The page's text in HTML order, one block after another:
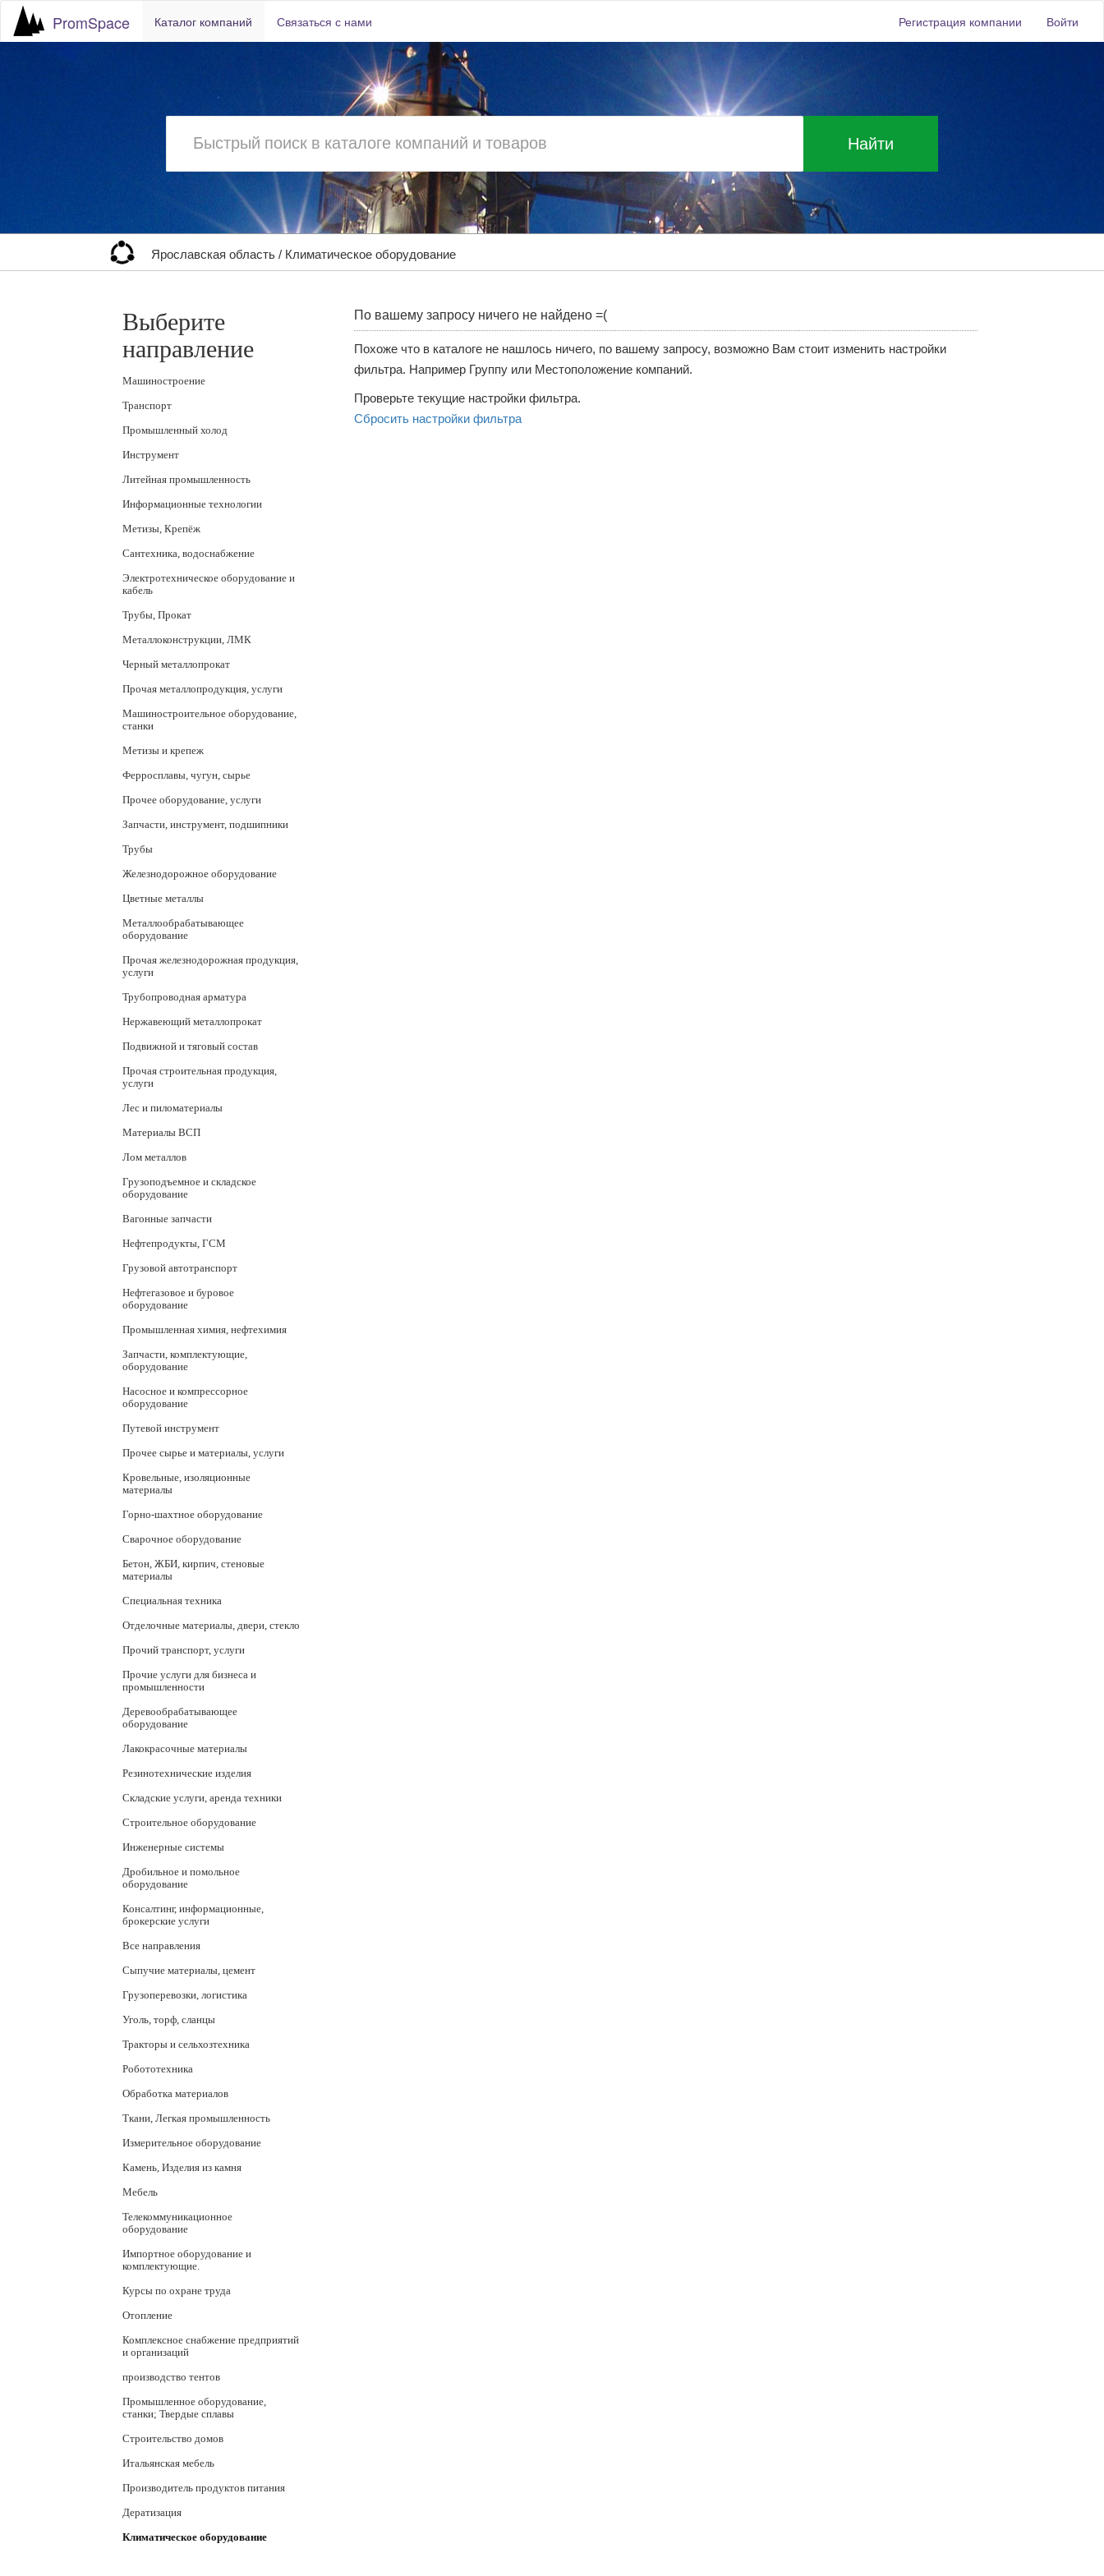
PromSpace Каталог компаний Связаться с нами Регистрация компании Войти
Найти
Ярославская область/ Климатическое оборудование
Выберите
направление
Машиностроение
Транспорт
Промышленный холод
Инструмент
Литейная промышленность
Информационные технологии
Метизы, Крепёж
Сантехника, водоснабжение
Электротехническое оборудование и
кабель
Трубы, Прокат
Металлоконструкции, ЛМК
Черный металлопрокат
Прочая металлопродукция, услуги
Машиностроительное оборудование,
станки
Метизы и крепеж
Ферросплавы, чугун, сырье
Прочее оборудование, услуги
Запчасти, инструмент, подшипники
Трубы
Железнодорожное оборудование
Цветные металлы
Металлообрабатывающее
оборудование
Прочая железнодорожная продукция,
услуги
Трубопроводная арматура
Нержавеющий металлопрокат
Подвижной и тяговый состав
Прочая строительная продукция,
услуги
Лес и пиломатериалы
Материалы ВСП
Лом металлов
Грузоподъемное и складское
оборудование
Вагонные запчасти
Нефтепродукты, ГСМ
Грузовой автотранспорт
Нефтегазовое и буровое
оборудование
Промышленная химия, нефтехимия
Запчасти, комплектующие,
оборудование
Насосное и компрессорное
оборудование
Путевой инструмент
Прочее сырье и материалы, услуги
Кровельные, изоляционные
материалы
Горно-шахтное оборудование
Сварочное оборудование
Бетон, ЖБИ, кирпич, стеновые
материалы
Специальная техника
Отделочные материалы, двери, стекло
Прочий транспорт, услуги
Прочие услуги для бизнеса и
промышленности
Деревообрабатывающее
оборудование
Лакокрасочные материалы
Резинотехнические изделия
Складские услуги, аренда техники
Строительное оборудование
Инженерные системы
Дробильное и помольное
оборудование
Консалтинг, информационные,
брокерские услуги
Все направления
Сыпучие материалы, цемент
Грузоперевозки, логистика
Уголь, торф, сланцы
Тракторы и сельхозтехника
Робототехника
Обработка материалов
Ткани, Легкая промышленность
Измерительное оборудование
Камень, Изделия из камня
Мебель
Телекоммуникационное
оборудование
Импортное оборудование и
комплектующие.
Курсы по охране труда
Отопление
Комплексное снабжение предприятий
и организаций
производство тентов
Промышленное оборудование,
станки; Твердые сплавы
Строительство домов
Итальянская мебель
Производитель продуктов питания
Дератизация
Климатическое оборудование
По вашему запросу ничего не найдено =(
Похоже что в каталоге не нашлось ничего, по вашему запросу, возможно Вам стоит изменить настройки
фильтра. Например Группу или Местоположение компаний.
Проверьте текущие настройки фильтра.
Сбросить настройки фильтра